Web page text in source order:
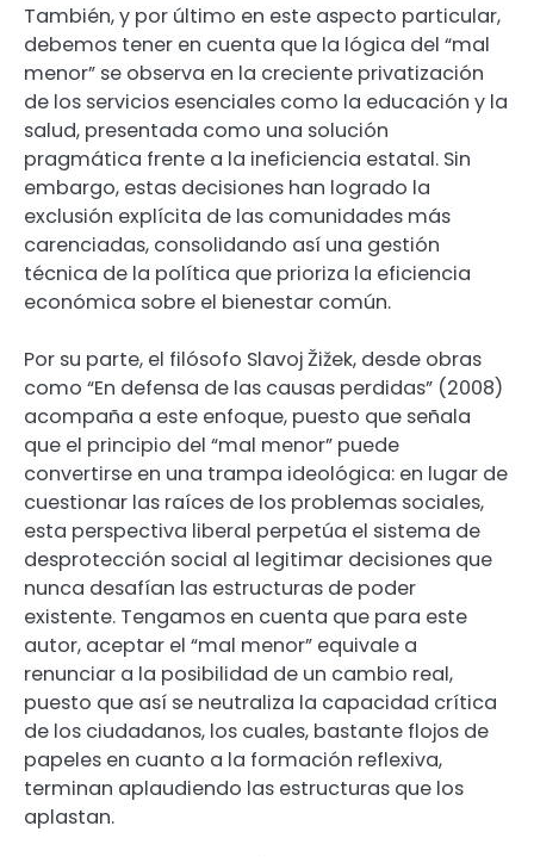
También, y por último en este aspecto particular,
debemos tener en cuenta que la lógica del “mal
menor” se observa en la creciente privatización
de los servicios esenciales como la educación y la
salud, presentada como una solución
pragmática frente a la ineficiencia estatal. Sin
embargo, estas decisiones han logrado la
exclusión explícita de las comunidades más
carenciadas, consolidando así una gestión
técnica de la política que prioriza la eficiencia
económica sobre el bienestar común.
Por su parte, el filósofo Slavoj Žižek, desde obras
como “En defensa de las causas perdidas” (2008)
acompaña a este enfoque, puesto que señala
que el principio del “mal menor” puede
convertirse en una trampa ideológica: en lugar de
cuestionar las raíces de los problemas sociales,
esta perspectiva liberal perpetúa el sistema de
desprotección social al legitimar decisiones que
nunca desafían las estructuras de poder
existente. Tengamos en cuenta que para este
autor, aceptar el “mal menor” equivale a
renunciar a la posibilidad de un cambio real,
puesto que así se neutraliza la capacidad crítica
de los ciudadanos, los cuales, bastante flojos de
papeles en cuanto a la formación reflexiva,
terminan aplaudiendo las estructuras que los
aplastan.